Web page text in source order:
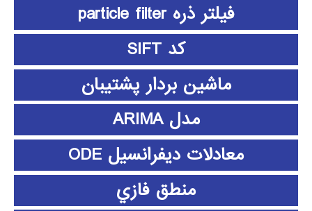
فیلتر ذره particle filter
کد SIFT
ماشین بردار پشتیبان
مدل ARIMA
معادلات دیفرانسیل ODE
منطق فازي